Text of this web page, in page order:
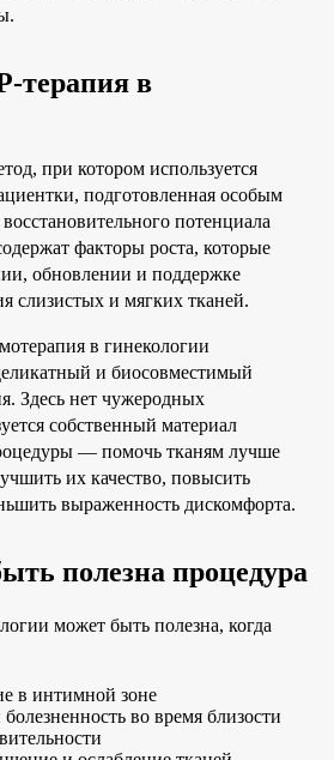
терапия в
при котором используется
подготовленная особым
потенциала
факторы роста, которые
обновлении и поддержке
слизистых и мягких тканей.
в гинекологии
и биосовместимый
Здесь нет чужеродных
собственный материал
— помочь тканям лучше
их качество, повысить
выраженность дискомфорта.
полезна процедура
может быть полезна, когда
в интимной зоне
во время близости